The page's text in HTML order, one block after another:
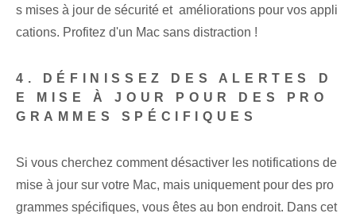
s mises à jour de sécurité et ⁢ améliorations pour vos appli
cations. Profitez d'un Mac sans distraction !
4. DÉFINISSEZ DES ALERTES D
E MISE À JOUR POUR DES PRO
GRAMMES SPÉCIFIQUES
Si vous cherchez comment désactiver les notifications de
mise à jour sur votre Mac, mais uniquement pour des pro
grammes spécifiques, vous êtes au bon endroit. Dans cet